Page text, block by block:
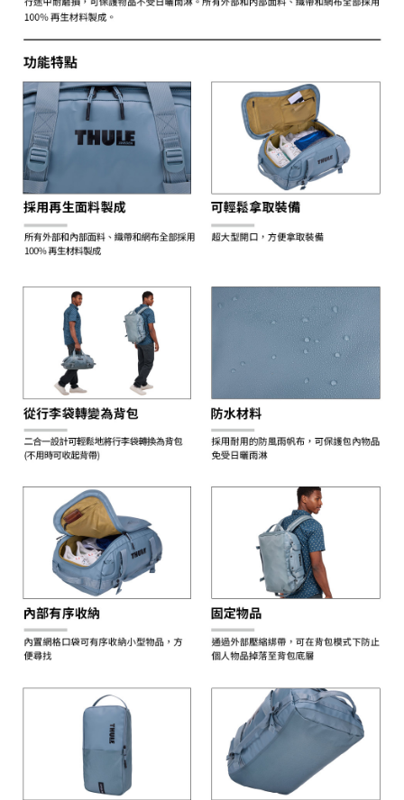
任。
請求用戶進行身份認證。
５．嚴禁一人註冊多個帳號或使用他人資訊註冊。若發現惡意使用之情形，
恩沛科技股份有限公司將有權停止該用戶之使用額度並採取法律行動。